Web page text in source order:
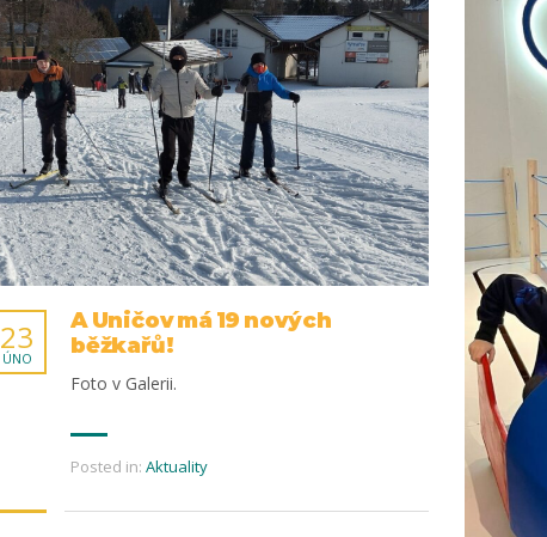
A Uničov má 19 nových
běžkařů!
23
ÚNO
Foto v Galerii.
Posted in: Aktuality